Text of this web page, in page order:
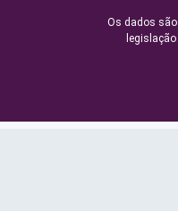
Os dados